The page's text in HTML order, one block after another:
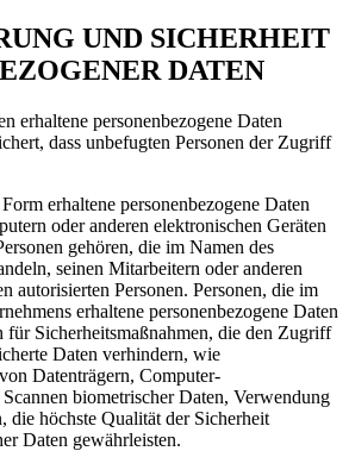
UND SICHERHEIT
DATEN
erhaltene personenbezogene Daten
dass unbefugten Personen der Zugriff
erhaltene personenbezogene Daten
oder anderen elektronischen Geräten
gehören, die im Namen des
seinen Mitarbeitern oder anderen
autorisierten Personen. Personen, die im
erhaltene personenbezogene Daten
für Sicherheitsmaßnahmen, die den Zugriff
Daten verhindern, wie
Datenträgern, Computer-
biometrischer Daten, Verwendung
die höchste Qualität der Sicherheit
Daten gewährleisten.